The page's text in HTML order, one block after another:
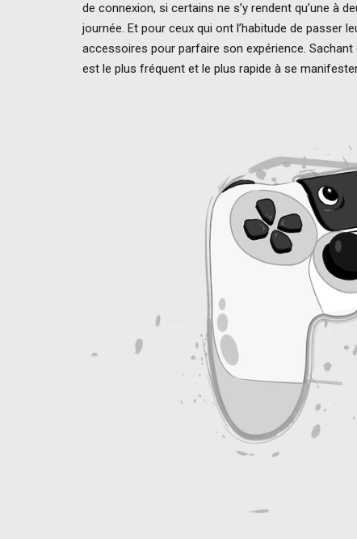
de connexion, si certains ne s’y rendent qu’une à
journée. Et pour ceux qui ont l’habitude de passer
accessoires pour parfaire son expérience.
est le plus fréquent et le plus rapide à se